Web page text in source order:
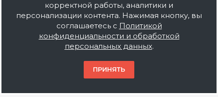
2026 © ООО Баустов. Собственное
производство лакокрасочной продукции,
оптовая и розничная продажа строительных
материалов, комплектация объектов под ключ.
Информация на сайте носит ознакомительный
характер и не является публичной офертой.
корректной работы, аналитики и
персонализации контента. Нажимая кнопку, вы
соглашаетесь с Политикой
конфиденциальности и обработкой
персональных данных.
ПРИНЯТЬ